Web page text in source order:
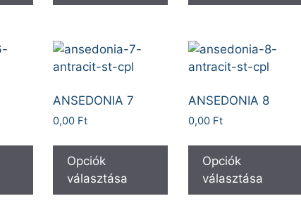
ANSEDONIA 7
0,00 Ft
Opciók
választása
ANSEDONIA 8
0,00 Ft
Opciók
választása